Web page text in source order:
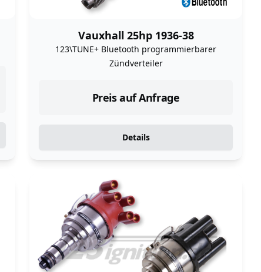
Vauxhall 25hp 1936-38
123\TUNE+ Bluetooth programmierbarer
Zündverteiler
Preis auf Anfrage
Details